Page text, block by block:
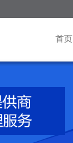
首页